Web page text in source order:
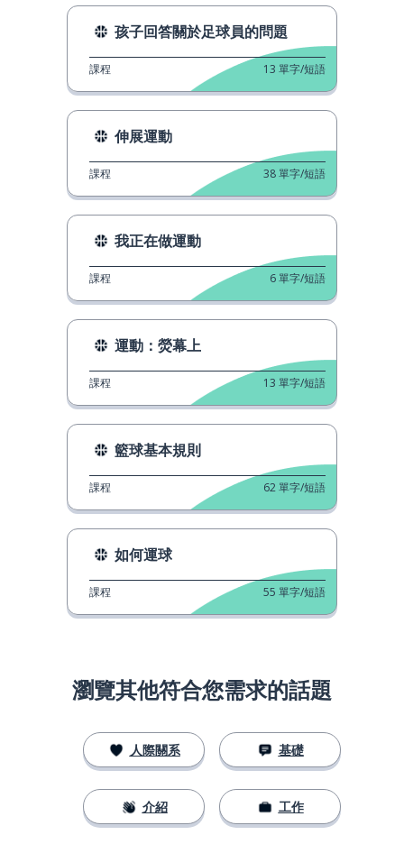
孩子回答關於足球員的問題
課程 13 單字/短語
伸展運動
課程 38單字/短語
我正在做運動
課程 6單字/短語
運動：熒幕上
課程 13 單字/短語
籃球基本規則
課程 62單字/短語
如何運球
課程 55 單字/短語
瀏覽其他符合您需求的話題
人際關系
介紹
基礎
工作